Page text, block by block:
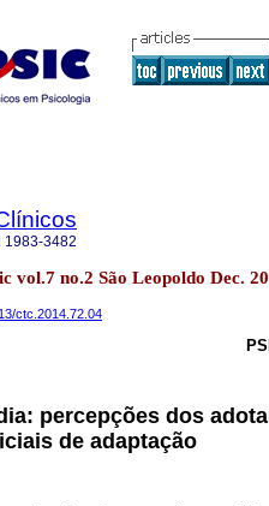
1983-3482
vol.7 no.2 São Leopoldo Dec.
ctc.2014.72.04
percepções dos
de adaptação